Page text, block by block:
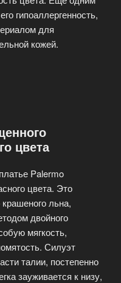
гипоаллергенность,
для
кожей.
цвета
Palermo
цвета. Это
льна,
двойного
мягкость,
Силуэт
талии, постепенно
зауживается к низу,